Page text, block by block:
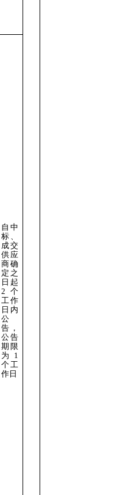
自中
标、
成交
供应
商确
定之
日起
2个
工作
日内
公
告，
公告
期限
为1
个工
作日